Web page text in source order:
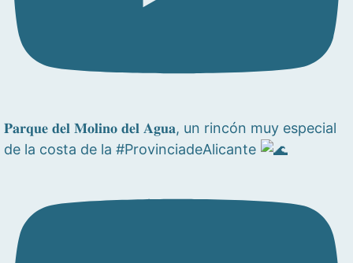
𝐏𝐚𝐫𝐪𝐮𝐞 𝐝𝐞𝐥 𝐌𝐨𝐥𝐢𝐧𝐨 𝐝𝐞𝐥 𝐀𝐠𝐮𝐚, un rincón muy especial
de la costa de la #ProvinciadeAlicante